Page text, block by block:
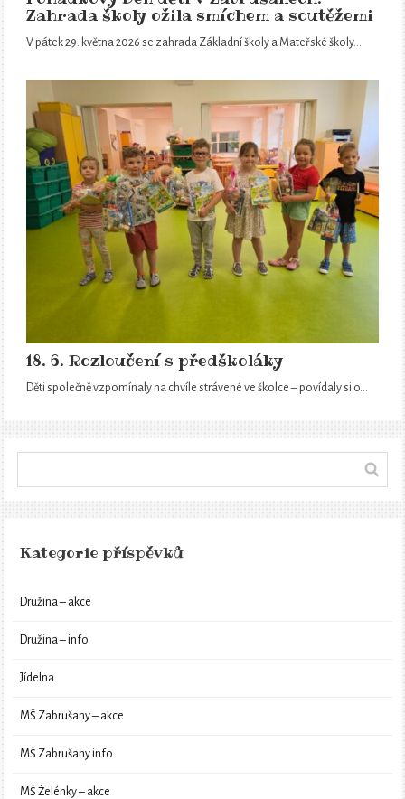
Zahrada školy ožila smíchem a soutěžemi
V pátek 29. května 2026 se zahrada Základní školy a Mateřské školy…
18. 6. Rozloučení s předškoláky
Děti společně vzpomínaly na chvíle strávené ve školce – povídaly si o…
Kategorie příspěvků
Družina – akce
Družina – info
Jídelna
MŠ Zabrušany – akce
MŠ Zabrušany info
MŠ Želénky – akce